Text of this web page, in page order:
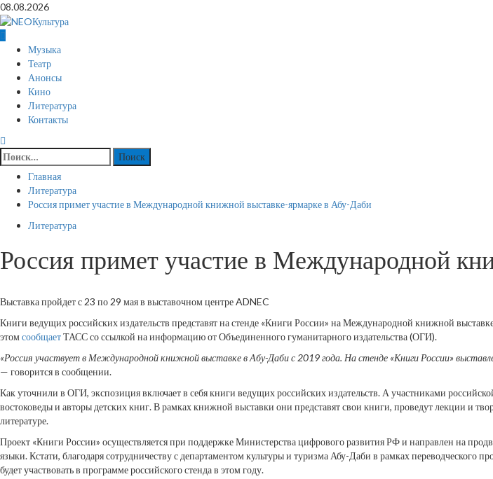
Перейти
к
содержимому
08.08.2026
Основное
меню
Музыка
Театр
Анонсы
Кино
Литература
Контакты
Найти:
Главная
Литература
Россия примет участие в Международной книжной выставке-ярмарке в Абу-Даби
Литература
Россия примет участие в Международной
Выставка пройдет с 23 по 29 мая в выставочном центре ADNEC
Книги ведущих российских издательств представят на стенде «Книги России» на Международной книжной
этомсообщаетТАСС со ссылкой на информацию от Объединенного гуманитарного издательства (ОГИ).
«Россия участвует в Международной книжной выставке в Абу-Даби с 2019 года. На стенде «Книги России»
— говорится в сообщении.
Как уточнили в ОГИ, экспозиция включает в себя книги ведущих российских издательств. А участниками
востоковеды и авторы детских книг. В рамках книжной выставки они представят свои книги, проведут лекции и
литературе.
Проект «Книги России» осуществляется при поддержке Министерства цифрового развития РФ и направлен на
языки. Кстати, благодаря сотрудничеству с департаментом культуры и туризма Абу-Даби в рамках переводческого
будет участвовать в программе российского стенда в этом году.